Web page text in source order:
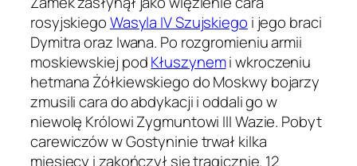
rosyjskiegoWasyla IV Szujskiego i jego braci
Dymitra oraz Iwana. Po rozgromieniu armii
moskiewskiej podKłuszynemi wkroczeniu
hetmana Żółkiewskiego do Moskwy bojarzy
zmusili cara do abdykacji i oddali go w
niewolę Królowi Zygmuntowi III Wazie. Pobyt
carewiczów w Gostyninie trwał kilka
miesięcy i zakończył się tragicznie. 12